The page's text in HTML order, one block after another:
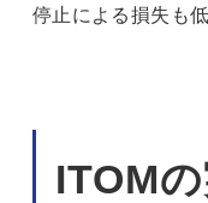
停止による損失も
ITOM